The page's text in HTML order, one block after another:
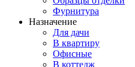
Фурнитура
Назначение
Для дачи
В квартиру
Офисные
В коттедж